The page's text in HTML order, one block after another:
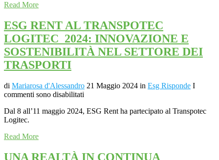
Read More
ESG RENT AL TRANSPOTEC
LOGITEC 2024: INNOVAZIONE E
SOSTENIBILITÀ NEL SETTORE DEI
TRASPORTI
di Mariarosa d'Alessandro 21 Maggio 2024 in Esg Risponde I
commenti sono disabilitati
Dal 8 all’11 maggio 2024, ESG Rent ha partecipato al Transpotec
Logitec.
Read More
UNA REALTÀ IN CONTINUA